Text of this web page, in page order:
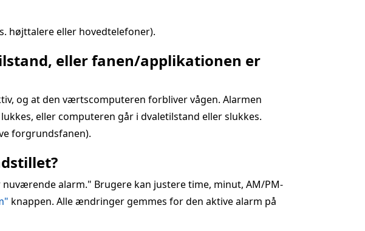
højttalere eller hovedtelefoner).
eller fanen/applikationen er
og at den værtscomputeren forbliver vågen. Alarmen
eller computeren går i dvaletilstand eller slukkes.
forgrundsfanen).
alarm." Brugere kan justere time, minut, AM/PM-
knappen. Alle ændringer gemmes for den aktive alarm på